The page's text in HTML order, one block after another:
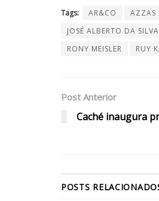
Tags: AR&CO AZZAS
JOSÉ ALBERTO DA SILVA
RONY MEISLER
RUY
Post Anterior
Caché inaugura
POSTS